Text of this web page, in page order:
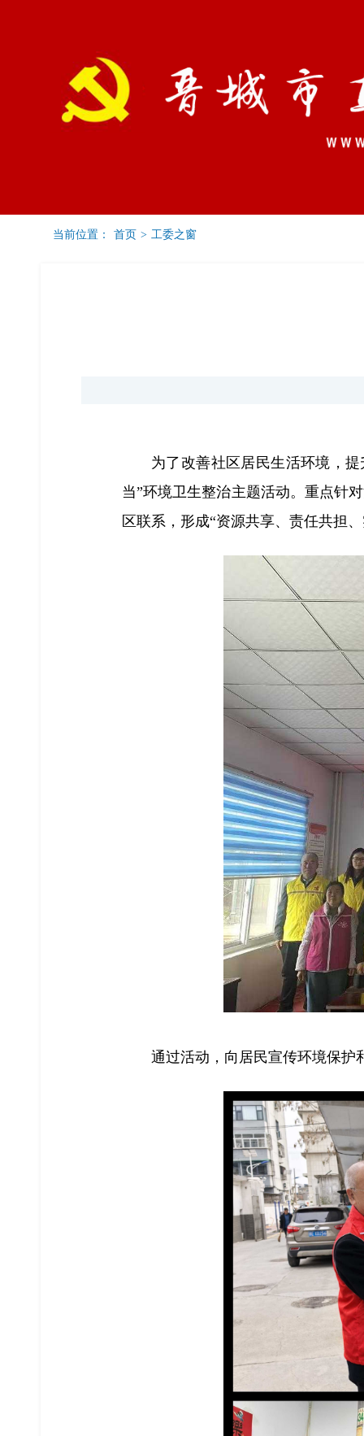
党建要闻 通知公告
当前位置： 首页 > 工委之窗
为了改善社区居民生活环境，
当”环境卫生整治主题活动。重点针
区联系，形成“资源共享、责任共担
通过活动，向居民宣传环境保护